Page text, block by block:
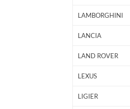
LAMBORGHINI
LANCIA
LAND ROVER
LEXUS
LIGIER